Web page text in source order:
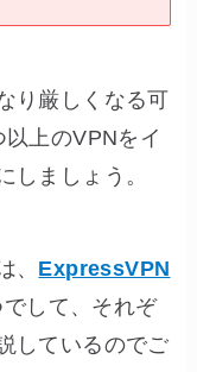
り厳しくなる可
上のVPNをイ
しましょう。
、 ExpressVPN
して、それぞ
しているのでご